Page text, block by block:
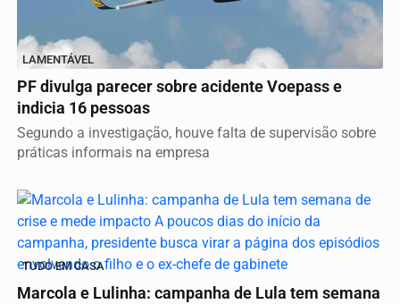
LAMENTÁVEL
PF divulga parecer sobre acidente Voepass e
indicia 16 pessoas
Segundo a investigação, houve falta de supervisão sobre
práticas informais na empresa
TUDO EM CASA
Marcola e Lulinha: campanha de Lula tem semana